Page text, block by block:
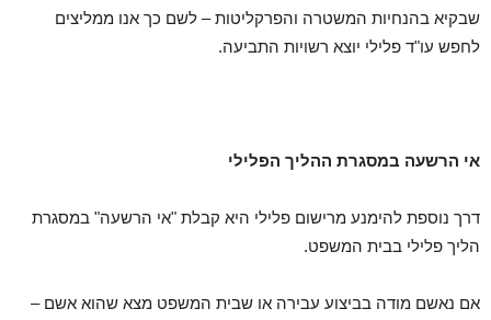
שבקיא בהנחיות המשטרה והפרקליטות – לשם כך אנו ממליצים
לחפש עו"ד פלילי יוצא רשויות התביעה.
אי הרשעה במסגרת ההליך הפלילי
דרך נוספת להימנע מרישום פלילי היא קבלת "אי הרשעה" במסגרת
הליך פלילי בבית המשפט.
אם נאשם מודה בביצוע עבירה או שבית המשפט מצא שהוא אשם –